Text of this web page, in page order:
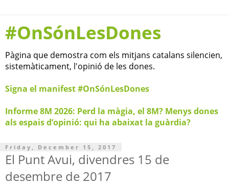
#OnSónLesDones
Pàgina que demostra com els mitjans catalans silencien,
sistemàticament, l'opinió de les dones.
Signa el manifest #OnSónLesDones
Informe 8M 2026: Perd la màgia, el 8M? Menys dones
als espais d’opinió: qui ha abaixat la guàrdia?
Friday, December 15, 2017
El Punt Avui, divendres 15 de
desembre de 2017